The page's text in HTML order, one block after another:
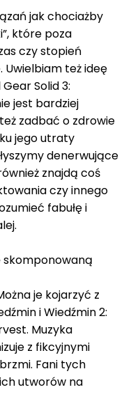
jak chociażby
które poza
czy stopień
też ideę
Solid 3:
jest bardziej
zadbać o zdrowie
jego utraty
denerwujące
znajdą coś
czy innego
fabułę i
skomponowaną
je kojarzyć z
i Wiedźmin 2:
Muzyka
z fikcyjnymi
Fani tych
utworów na